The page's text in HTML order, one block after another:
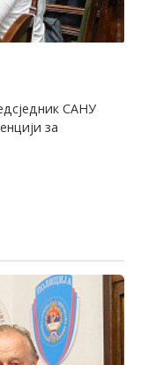
САНУ
за